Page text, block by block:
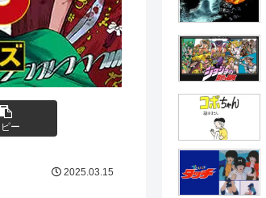
ー
2025.03.15